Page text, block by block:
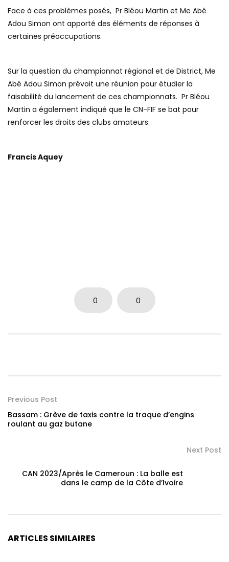
Face à ces problèmes posés, Pr Bléou Martin et Me Abé
Adou Simon ont apporté des éléments de réponses à
certaines préoccupations.
Sur la question du championnat régional et de District, Me
Abé Adou Simon prévoit une réunion pour étudier la
faisabilité du lancement de ces championnats. Pr Bléou
Martin a également indiqué que le CN-FIF se bat pour
renforcer les droits des clubs amateurs.
Francis Aquey
0 0
Previous Post
Bassam : Grève de taxis contre la traque d’engins
roulant au gaz butane
Next Post
CAN 2023/Après le Cameroun : La balle est
dans le camp de la Côte d’Ivoire
ARTICLES SIMILAIRES